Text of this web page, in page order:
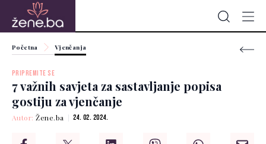
Početna Vjenčanja
PRIPREMITE SE
7 važnih savjeta za sastavljanje popisa
gostiju za vjenčanje
Autor:Žene.ba 24. 02. 2024.